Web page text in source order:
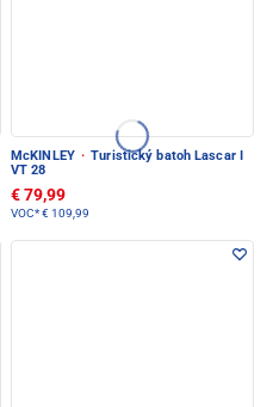
McKINLEY · Turistický batoh Lascar I
VT 28
€ 79,99
VOC*€ 109,99